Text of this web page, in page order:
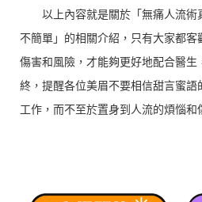
以上內容就是關於「無痛人流
不簡單」的相關介紹，只有大家都
傷害和風險，才能夠更好地配合醫
終，提醒各位美眉不要相信甜言蜜
工作，而不至於置身到人流的煩惱和